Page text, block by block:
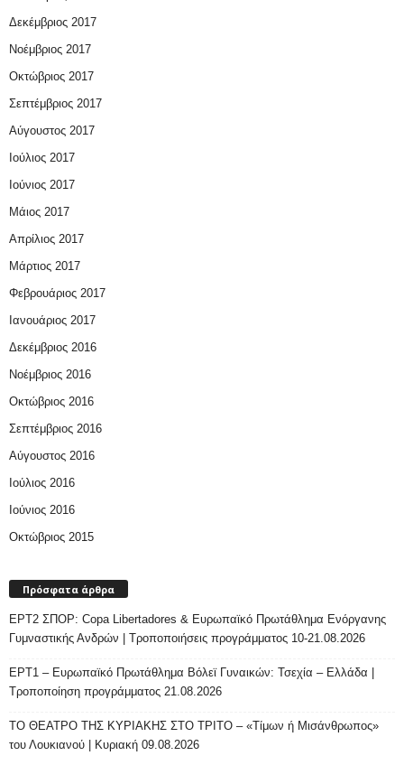
Δεκέμβριος 2017
Νοέμβριος 2017
Οκτώβριος 2017
Σεπτέμβριος 2017
Αύγουστος 2017
Ιούλιος 2017
Ιούνιος 2017
Μάιος 2017
Απρίλιος 2017
Μάρτιος 2017
Φεβρουάριος 2017
Ιανουάριος 2017
Δεκέμβριος 2016
Νοέμβριος 2016
Οκτώβριος 2016
Σεπτέμβριος 2016
Αύγουστος 2016
Ιούλιος 2016
Ιούνιος 2016
Οκτώβριος 2015
Πρόσφατα άρθρα
ΕΡΤ2 ΣΠΟΡ: Copa Libertadores & Ευρωπαϊκό Πρωτάθλημα Ενόργανης
Γυμναστικής Ανδρών | Τροποποιήσεις προγράμματος 10-21.08.2026
ΕΡΤ1 – Ευρωπαϊκό Πρωτάθλημα Βόλεϊ Γυναικών: Τσεχία – Ελλάδα |
Τροποποίηση προγράμματος 21.08.2026
ΤΟ ΘΕΑΤΡΟ ΤΗΣ ΚΥΡΙΑΚΗΣ ΣΤΟ ΤΡΙΤΟ – «Τίμων ή Μισάνθρωπος»
του Λουκιανού | Κυριακή 09.08.2026